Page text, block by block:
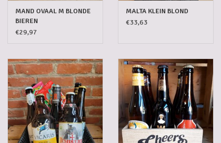
Opruiming
MAND OVAAL M BLONDE
BIEREN
€29,97
MALTA KLEIN BLOND
€33,63